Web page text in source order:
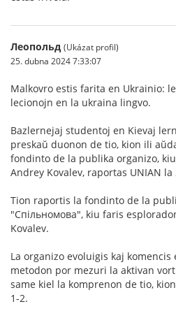
Леопольд (Ukázat profil)
25. dubna 2024 7:33:07
Malkovro estis farita en Ukrainio:
lecionojn en la ukraina lingvo.
Bazlernejaj studentoj en Kievaj
preskaŭ duonon de tio, kion ili
fondinto de la publika organizo,
Andrey Kovalev, raportas UNIAN
Tion raportis la fondinto de la
"Спільномова", kiu faris
Kovalev.
La organizo evoluigis kaj
metodon por mezuri la aktivan
same kiel la komprenon de tio,
1-2.